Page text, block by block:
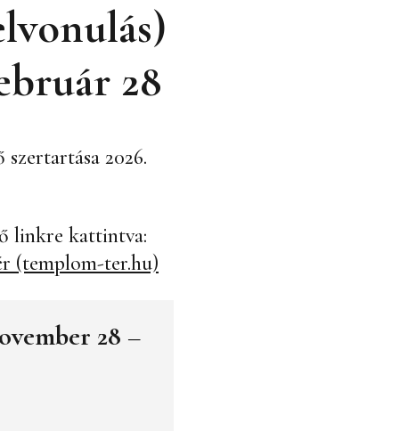
28
2026.
linkre kattintva:
(templom-ter.hu)
28 –